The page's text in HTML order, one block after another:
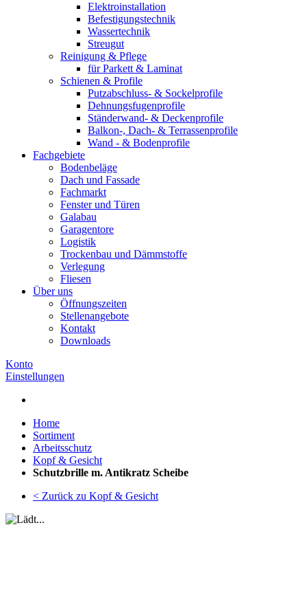
Elektroinstallation
Befestigungstechnik
Wassertechnik
Streugut
Reinigung & Pflege
für Parkett & Laminat
Schienen & Profile
Putzabschluss- & Sockelprofile
Dehnungsfugenprofile
Ständerwand- & Deckenprofile
Balkon-, Dach- & Terrassenprofile
Wand - & Bodenprofile
Fachgebiete
Bodenbeläge
Dach und Fassade
Fachmarkt
Fenster und Türen
Galabau
Garagentore
Logistik
Trockenbau und Dämmstoffe
Verlegung
Fliesen
Über uns
Öffnungszeiten
Stellenangebote
Kontakt
Downloads
Konto
Einstellungen
Home
Sortiment
Arbeitsschutz
Kopf & Gesicht
Schutzbrille m. Antikratz Scheibe
< Zurück zu Kopf & Gesicht